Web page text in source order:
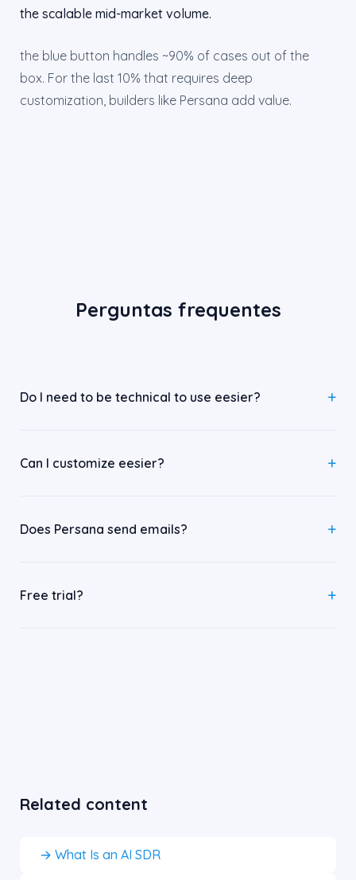
the scalable mid-market volume.
the blue button handles ~90% of cases out of the
box. For the last 10% that requires deep
customization, builders like Persana add value.
Perguntas frequentes
Do I need to be technical to use eesier?
Can I customize eesier?
Does Persana send emails?
Free trial?
Related content
→ What Is an AI SDR